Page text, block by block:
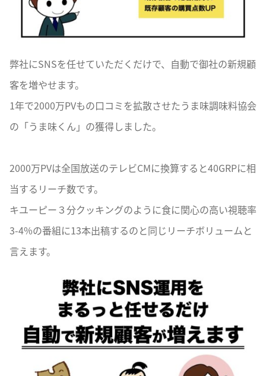
弊社にSNSを任せていただくだけで、自動で御社の新規顧
客を増やせます。
1年で2000万PVもの口コミを拡散させたうま味調味料協会
の「うま味くん」の獲得しました。
2000万PVは全国放送のテレビCMに換算すると40GRPに相
当するリーチ数です。
キユーピー３分クッキングのように食に関心の高い視聴率
3-4%の番組に13本出稿するのと同じリーチボリュームと
言えます。